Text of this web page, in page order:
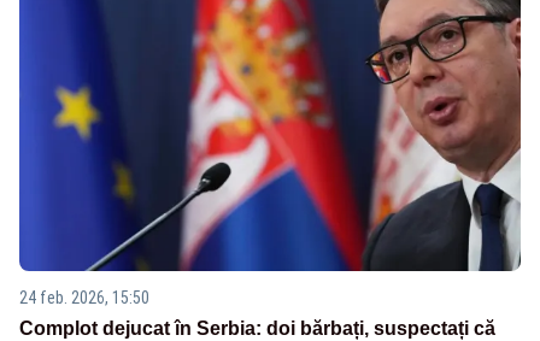
24 feb. 2026, 15:50
Complot dejucat în Serbia: doi bărbați, suspectați că